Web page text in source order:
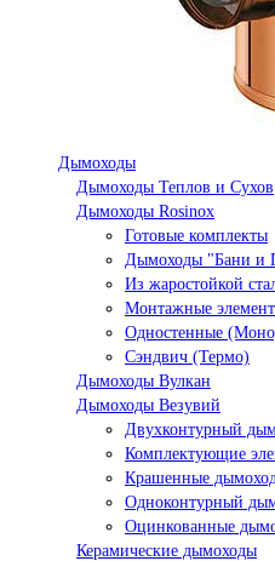
Дымоходы
Дымоходы Теплов и Сухов
Дымоходы Rosinox
Готовые комплекты
Дымоходы "Бани и
Из жаростойкой
Монтажные
Одностенные
Сэндвич (Термо)
Дымоходы Вулкан
Дымоходы Везувий
Двухконтурный
Комплектующие
Крашенные
Одноконтурный
Оцинкованные
Керамические дымоходы